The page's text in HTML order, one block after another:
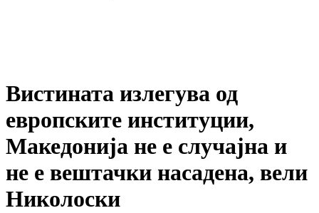
Вистината излегува од
европските институции,
Македонија не е случајна и
не е вештачки насадена, вели
Николоски